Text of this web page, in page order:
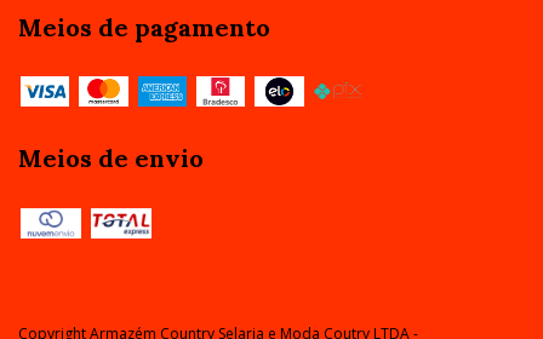
Meios de pagamento
Meios de envio
Copyright Armazém Country Selaria e Moda Coutry LTDA -